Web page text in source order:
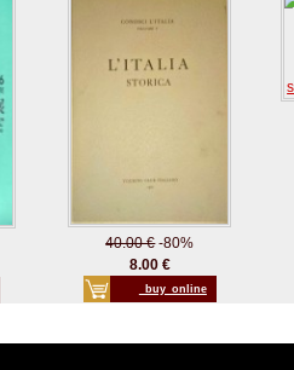
40.00 €-80%
8.00 €
_buy_online